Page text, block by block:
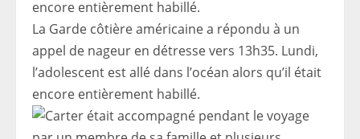
La Garde côtière américaine a répondu à un
appel de nageur en détresse vers 13h35. Lundi,
l’adolescent est allé dans l’océan alors qu’il était
encore entièrement habillé.